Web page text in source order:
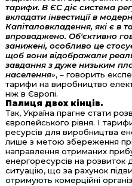
тарифи. В ЄС діє система
вкладати інвестиції в
Капіталовкладення, які є в
впроваджено. Об'єктивно
занижені, особливо це
щоб вони відображали
завдання з дуже низьким
населення», – говорить
тарифи на виробництво
ніж в Європі.
Палиця двох кінців.
Так, Україна прагне стати
європейського рівня. І
ресурсів для виробництва
лише з метою збереження
направлення отриманих
енергоресурсів на розвиток
ситуацію, що за рахунок
отримують комерційні